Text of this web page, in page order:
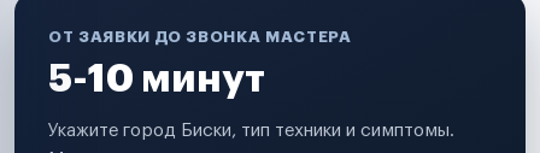
ОТ ЗАЯВКИ ДО ЗВОНКА МАСТЕРА
5-10 минут
Укажите город Биски, тип техники и симптомы.